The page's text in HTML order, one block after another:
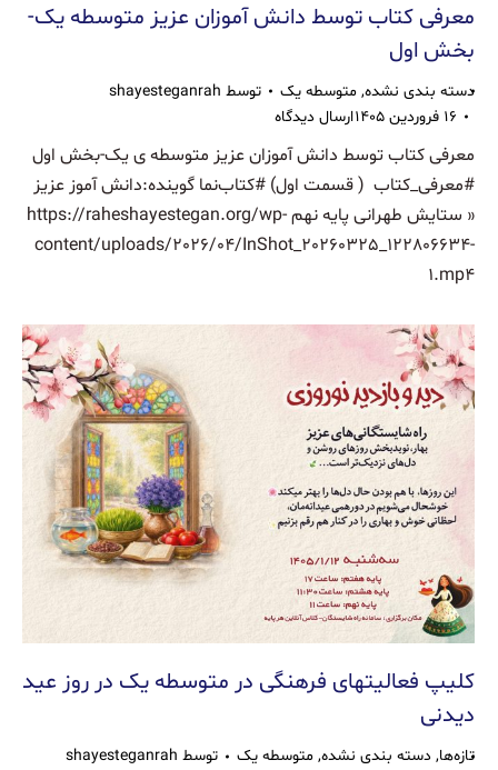
معرفی کتاب توسط دانش آموزان عزیز متوسطه یک-
بخش اول
دسته بندی نشده, متوسطه یک توسط shayesteganrah
۱۶ فروردین ۱۴۰۵
ارسال دیدگاه
معرفی کتاب توسط دانش آموزان عزیز متوسطه ی یک-بخش اول
#معرفی_کتاب ( قسمت اول) #کتاب‌نما‌ گوینده:دانش آموز عزیز
« ستایش طهرانی پایه نهم https://raheshayestegan.org/wp-
content/uploads/2026/04/InShot_20260325_122806634-
1.mp4
کلیپ فعالیتهای فرهنگی در متوسطه یک در روز عید
دیدنی
تازه‌ها, دسته بندی نشده, متوسطه یک توسط shayesteganrah